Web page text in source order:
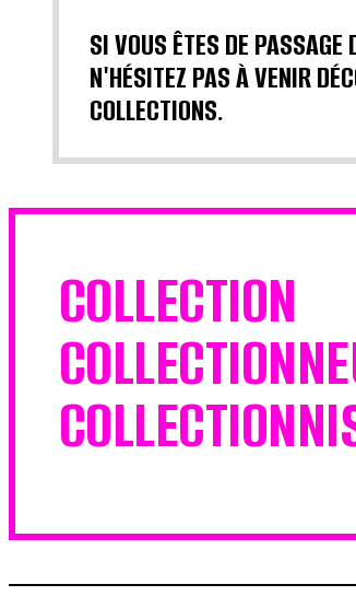
SI VOUS ÊTES DE PASSAGE
N'HÉSITEZ PAS À VENIR
COLLECTIONS.
COLLECTION